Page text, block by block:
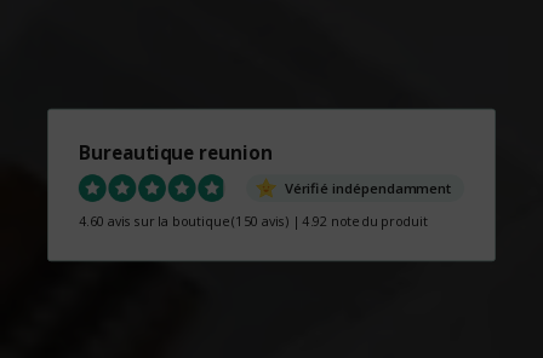
Bureautique reunion
Vérifié indépendamment
4.60 avis sur la boutique(150 avis) |4.92 note du produit